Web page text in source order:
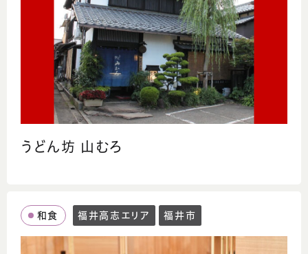
うどん坊 山むろ
和食 福井高志エリア 福井市